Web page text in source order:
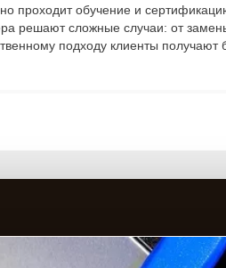
проходит обучение и
решают сложные случаи: от
подходу клиенты получают